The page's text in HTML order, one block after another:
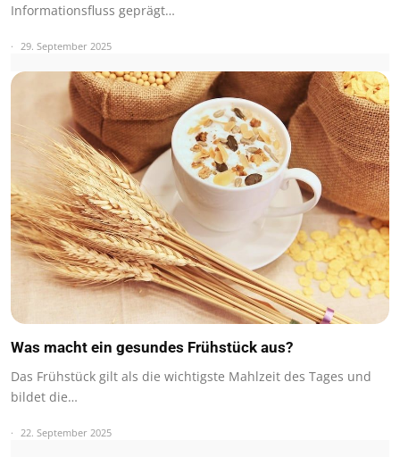
Informationsfluss geprägt…
29. September 2025
Was macht ein gesundes Frühstück aus?
Das Frühstück gilt als die wichtigste Mahlzeit des Tages und
bildet die…
22. September 2025